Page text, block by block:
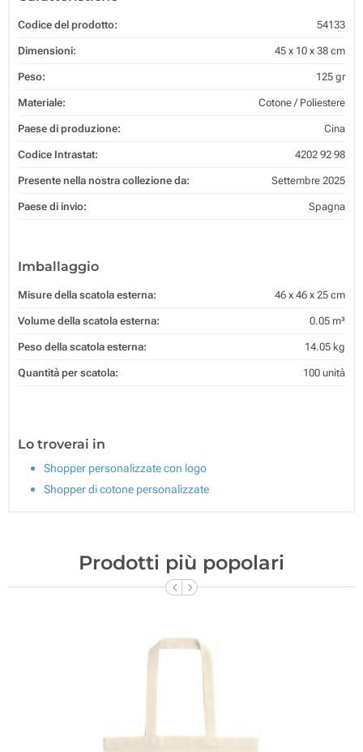
Codice del prodotto: 54133
Dimensioni: 45 x 10 x 38 cm
Peso: 125 gr
Materiale: Cotone / Poliestere
Paese di produzione: Cina
Codice Intrastat: 4202 92 98
Presente nella nostra collezione da: Settembre 2025
Paese di invio: Spagna
Imballaggio
Misure della scatola esterna: 46 x 46 x 25 cm
Volume della scatola esterna: 0.05 m³
Peso della scatola esterna: 14.05 kg
Quantità per scatola: 100 unità
Lo troverai in
Shopper personalizzate con logo
Shopper di cotone personalizzate
Prodotti più popolari